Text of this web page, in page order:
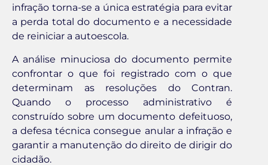
infração torna-se a única estratégia para evitar
a perda total do documento e a necessidade
de reiniciar a autoescola.
A análise minuciosa do documento permite
confrontar o que foi registrado com o que
determinam as resoluções do Contran.
Quando o processo administrativo é
construído sobre um documento defeituoso,
a defesa técnica consegue anular a infração e
garantir a manutenção do direito de dirigir do
cidadão.